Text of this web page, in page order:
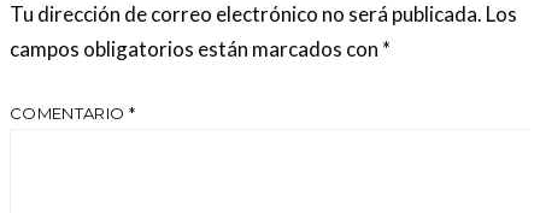
Tu dirección de correo electrónico no será publicada. Los
campos obligatorios están marcados con *
COMENTARIO *